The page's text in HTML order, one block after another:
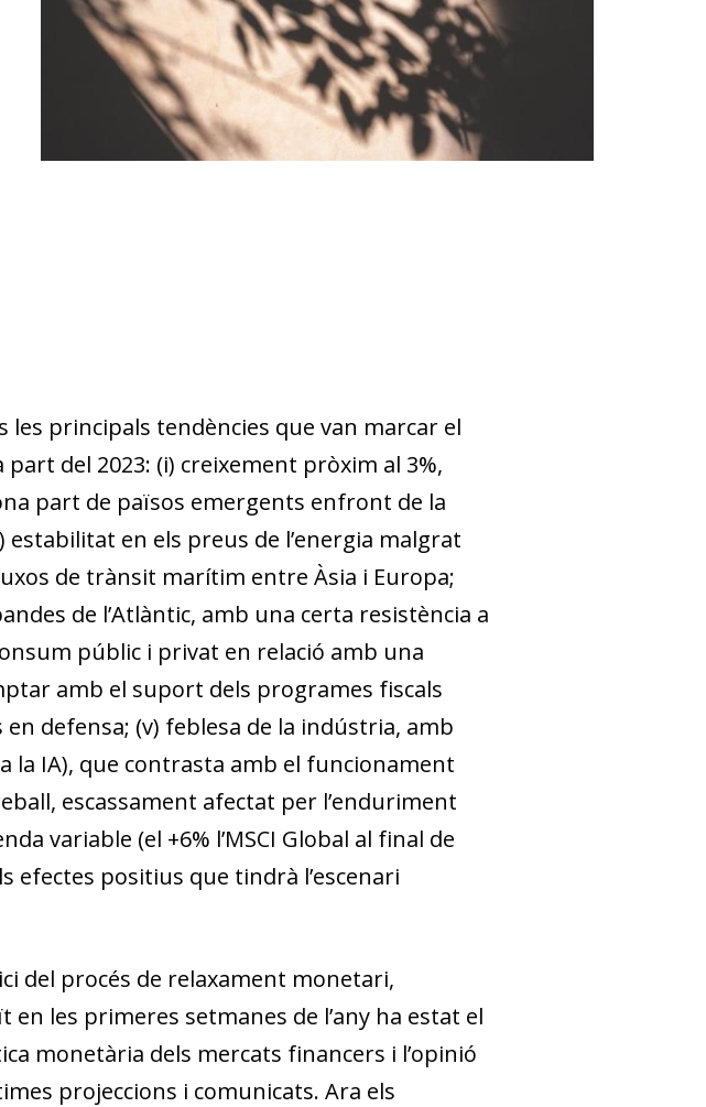
les principals tendències que van marcar el
del 2023: (i) creixement pròxim al 3%,
part de països emergents enfront de la
estabilitat en els preus de l’energia malgrat
de trànsit marítim entre Àsia i Europa;
de l’Atlàntic, amb una certa resistència a
públic i privat en relació amb una
amb el suport dels programes fiscals
en defensa; (v) feblesa de la indústria, amb
la IA), que contrasta amb el funcionament
escassament afectat per l’enduriment
variable (el +6% l’MSCI Global al final de
efectes positius que tindrà l’escenari
del procés de relaxament monetari,
les primeres setmanes de l’any ha estat el
monetària dels mercats financers i l’opinió
projeccions i comunicats. Ara els